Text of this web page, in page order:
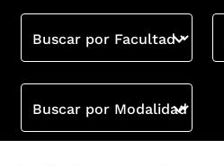
Buscar por Facultad
Buscar por Modalidad